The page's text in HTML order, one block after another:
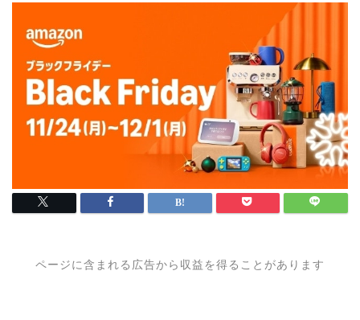
ページに含まれる広告から収益を得ることがあります